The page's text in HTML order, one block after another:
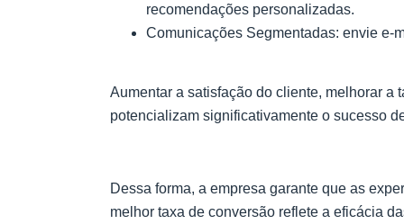
recomendações personalizadas.
Comunicações Segmentadas: envie e-
Aumentar a satisfação do cliente, melhorar a
potencializam significativamente o sucesso
Dessa forma, a empresa garante que as
melhor taxa de conversão reflete a eficácia